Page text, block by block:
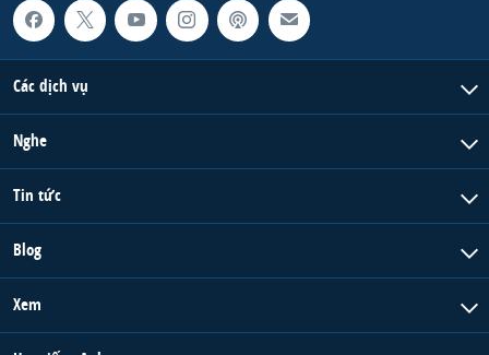
Các dịch vụ
Nghe
Tin tức
Blog
Xem